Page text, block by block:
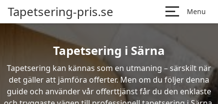
Tapetsering-pris.se Menu
Tapetsering i Särna
Tapetsering kan kännas som en utmaning – särskilt när
det gäller att jämföra offerter. Men om du följer denna
guide och använder vår offerttjänst får du den enklaste